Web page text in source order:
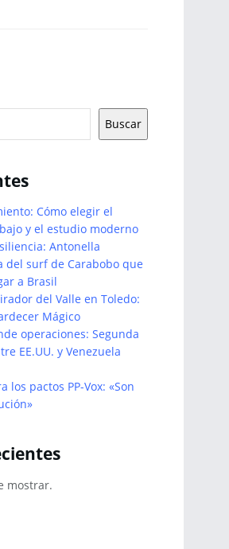
Buscar
Cómo elegir el
y el estudio moderno
Antonella
del surf de Carabobo que
a Brasil
del Valle en Toledo:
Mágico
operaciones: Segunda
EE.UU. y Venezuela
los pactos PP-Vox: «Son
mostrar.